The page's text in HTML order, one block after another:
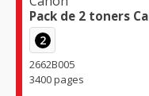
Pack de 2 toners
2
2662B005
3400 pages